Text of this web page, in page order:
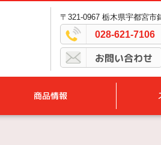
〒321-0967 栃木県宇都宮市
028-621-7106
お問い合わせ
商品情報